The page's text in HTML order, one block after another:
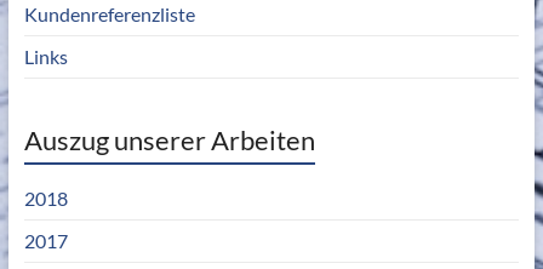
Kundenreferenzliste
Links
Auszug unserer Arbeiten
2018
2017